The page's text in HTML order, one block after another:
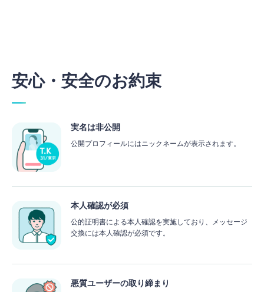
安心・安全のお約束
実名は非公開
公開プロフィールにはニックネームが表示されます。
本人確認が必須
公的証明書による本人確認を実施しており、メッセージ
交換には本人確認が必須です。
悪質ユーザーの取り締まり